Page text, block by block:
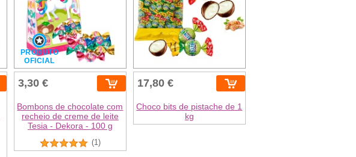
PRODUTO
OFICIAL
3,30 €
Bombons de chocolate com
recheio de creme de leite
Tesia - Dekora - 100 g
(1)
17,80 €
Choco bits de pistache de 1
kg